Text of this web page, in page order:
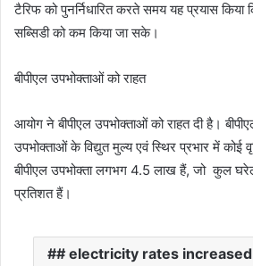
टैरिफ को पुनर्निधारित करते समय यह प्रयास
सब्सिडी को कम किया जा सके।
बीपीएल उपभोक्ताओं को राहत
आयोग ने बीपीएल उपभोक्ताओं को राहत दी है।
उपभोक्ताओं के विद्युत मुल्य एवं स्थिर प्रभार में कोई
बीपीएल उपभोक्ता लगभग 4.5 लाख हैं, जो कुल
प्रतिशत हैं।
# electricity rates